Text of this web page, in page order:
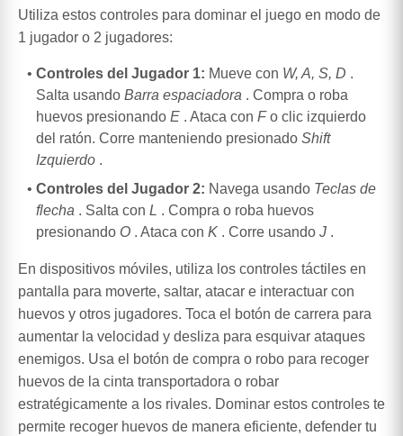
Utiliza estos controles para dominar el juego en modo de
1 jugador o 2 jugadores:
Controles del Jugador 1: Mueve con W, A, S, D .
Salta usando Barra espaciadora . Compra o roba
huevos presionando E . Ataca con Fo clic izquierdo
del ratón. Corre manteniendo presionado Shift
Izquierdo .
Controles del Jugador 2: Navega usando Teclas de
flecha . Salta con L . Compra o roba huevos
presionando O . Ataca con K . Corre usando J .
En dispositivos móviles, utiliza los controles táctiles en
pantalla para moverte, saltar, atacar e interactuar con
huevos y otros jugadores. Toca el botón de carrera para
aumentar la velocidad y desliza para esquivar ataques
enemigos. Usa el botón de compra o robo para recoger
huevos de la cinta transportadora o robar
estratégicamente a los rivales. Dominar estos controles te
permite recoger huevos de manera eficiente, defender tu